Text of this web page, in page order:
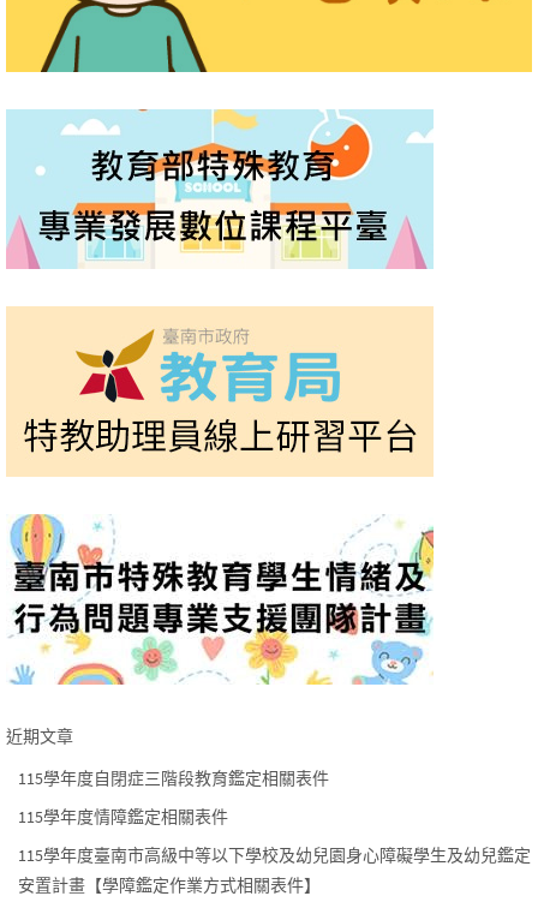
近期文章
115學年度自閉症三階段教育鑑定相關表件
115學年度情障鑑定相關表件
115學年度臺南市高級中等以下學校及幼兒園身心障礙學生及幼兒鑑定
安置計畫【學障鑑定作業方式相關表件】